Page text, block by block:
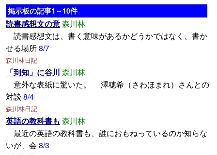
掲示板の記事1～10件
読書感想文の意森川林
読書感想文は、書く意味があるかどうかではなく、書か
せる場所8/7
森川林日記
「到知」に谷川 森川林
意外な表紙に驚いた。 澤穂希（さわほまれ）さんとの
対談 8/4
森川林日記
英語の教科書も 森川林
最近の英語の教科書も、誰におもねっているのか知らな
いが、会 8/3